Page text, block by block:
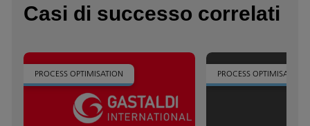
Casi di successo correlati
PROCESS OPTIMISATION PROCESS OPTIMISATION